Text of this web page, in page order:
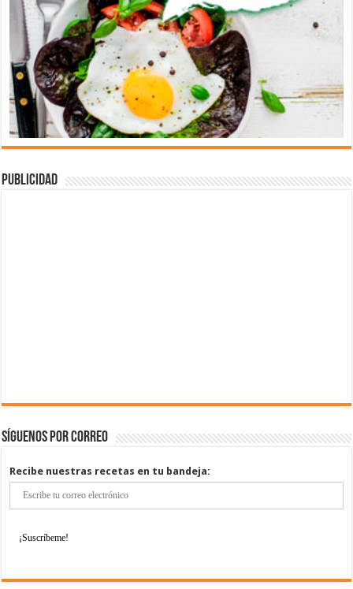
Publicidad
Síguenos por correo
Recibe nuestras recetas en tu bandeja: